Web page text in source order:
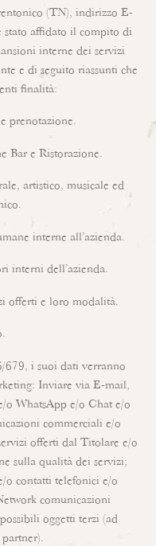
(TN), indirizzo E-
stato affidato il compito di
interne dei servizi
e di seguito riassunti che
finalità:
prenotazione.
Bar e Ristorazione.
artistico, musicale ed
interne all’azienda.
interni dell’azienda.
offerti e loro modalità.
679, i suoi dati verranno
Inviare via E-mail,
o WhatsApp e/o Chat e/o
commerciali e/o
offerti dal Titolare e/o
sulla qualità dei servizi;
o contatti telefonici e/o
comunicazioni
oggetti terzi (ad
partner).